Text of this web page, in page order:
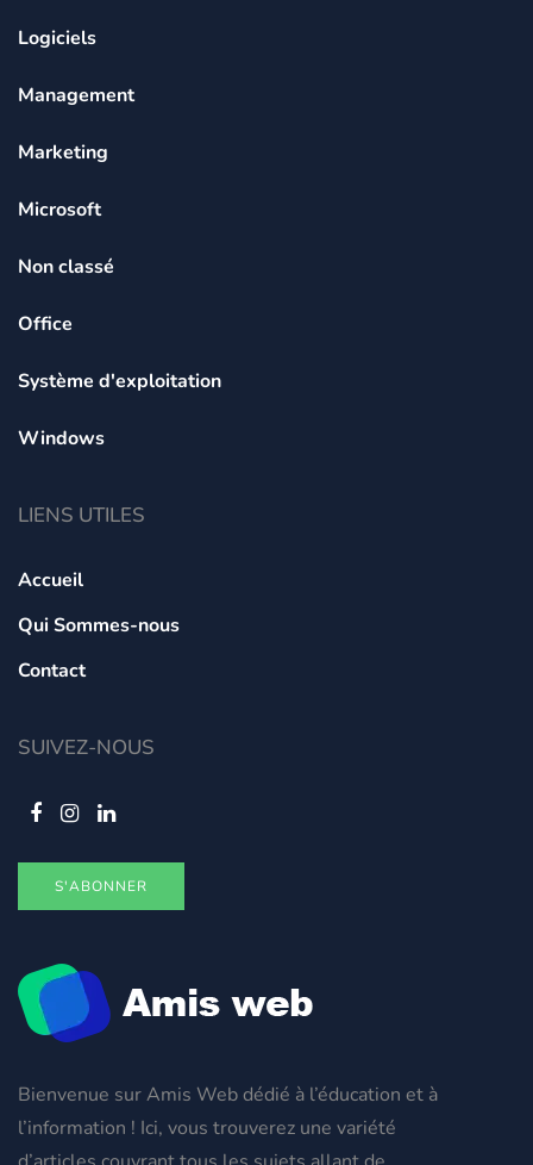
Bienvenue sur Amis Web dédié à l’éducation et à
l’information ! Ici, vous trouverez une variété
Logiciels
Management
Marketing
Microsoft
Non classé
Office
Système d'exploitation
Windows
LIENS UTILES
Accueil
Qui Sommes-nous
Contact
SUIVEZ-NOUS
S'ABONNER